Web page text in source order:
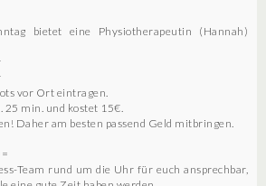
bietet eine Physiotherapeutin (Hannah)
vor Ort eintragen.
25 min. und kostet 15€.
Daher am besten passend Geld mitbringen.
Team rund um die Uhr für euch ansprechbar,